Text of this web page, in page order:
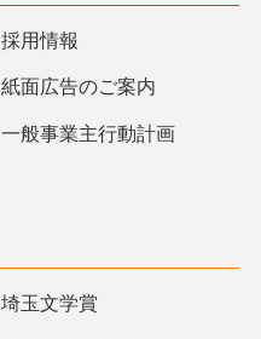
採用情報
紙面広告のご案内
一般事業主行動計画
埼玉文学賞